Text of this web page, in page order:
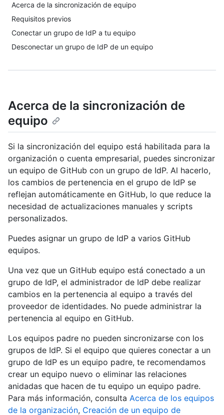
Acerca de la sincronización de equipo
Requisitos previos
Conectar un grupo de IdP a tu equipo
Desconectar un grupo de IdP de un equipo
Acerca de la sincronización de
equipo
Si la sincronización del equipo está habilitada para la
organización o cuenta empresarial, puedes sincronizar
un equipo de GitHub con un grupo de IdP. Al hacerlo,
los cambios de pertenencia en el grupo de IdP se
reflejan automáticamente en GitHub, lo que reduce la
necesidad de actualizaciones manuales y scripts
personalizados.
Puedes asignar un grupo de IdP a varios GitHub
equipos.
Una vez que un GitHub equipo está conectado a un
grupo de IdP, el administrador de IdP debe realizar
cambios en la pertenencia al equipo a través del
proveedor de identidades. No puede administrar la
pertenencia al equipo en GitHub.
Los equipos padre no pueden sincronizarse con los
grupos de IdP. Si el equipo que quieres conectar a un
grupo de IdP es un equipo padre, te recomendamos
crear un equipo nuevo o eliminar las relaciones
anidadas que hacen de tu equipo un equipo padre.
Para más información, consulta Acerca de los equipos
de la organización, Creación de un equipo de